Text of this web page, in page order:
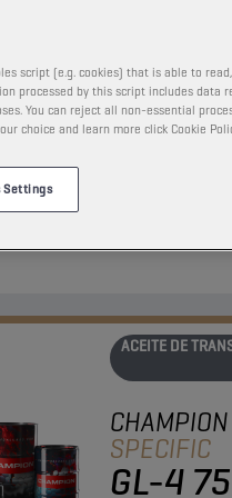
PRODUCTO: 2318
sintético y de
se ha desarrollado
ACEITE DE
CHAMPION
SPECIFIC
GL-4
script (e.g. cookies) that is able to
processed by this script includes data
You can reject all non-essential
choice and learn more click Cookie
Settings